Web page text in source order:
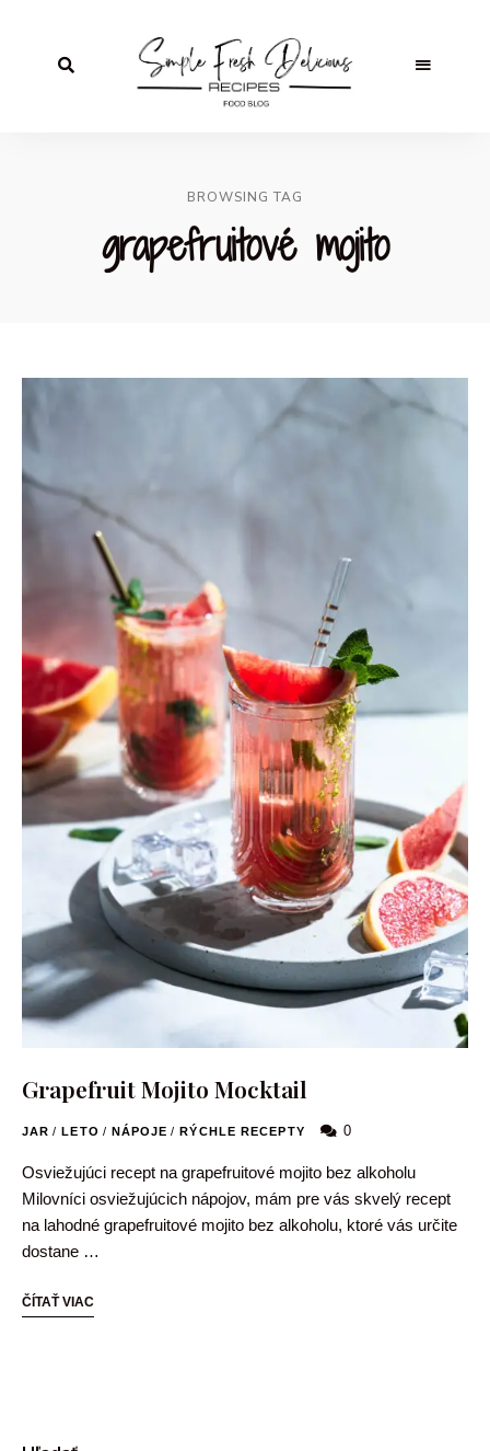
BROWSING TAG
grapefruitové mojito
Grapefruit Mojito Mocktail
JAR / LETO / NÁPOJE / RÝCHLE RECEPTY 0
Osviežujúci recept na grapefruitové mojito bez alkoholu
Milovníci osviežujúcich nápojov, mám pre vás skvelý recept
na lahodné grapefruitové mojito bez alkoholu, ktoré vás určite
dostane …
ČÍTAŤ VIAC